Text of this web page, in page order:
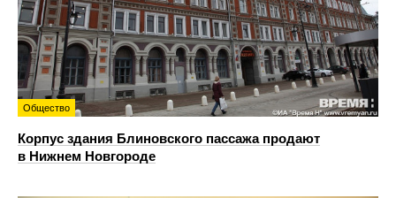
Общество
Корпус здания Блиновского пассажа продают
в Нижнем Новгороде